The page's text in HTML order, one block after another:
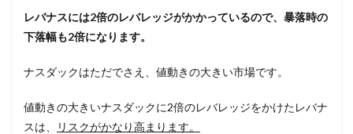
レバナスには2倍のレバレッジがかかっているので、暴落時の
下落幅も2倍になります。
ナスダックはただでさえ、値動きの大きい市場です。
値動きの大きいナスダックに2倍のレバレッジをかけたレバナ
スは、
リスクがかなり高まります。